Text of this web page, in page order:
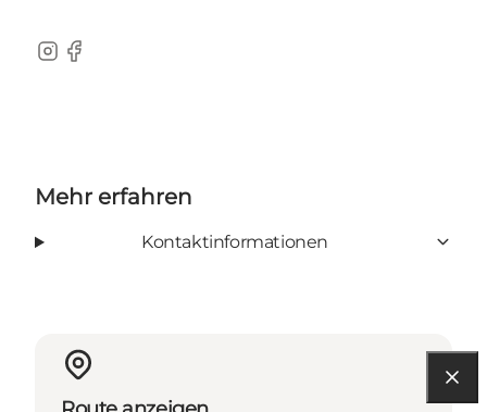
Instagram
Facebook
Mehr erfahren
Kontaktinformationen